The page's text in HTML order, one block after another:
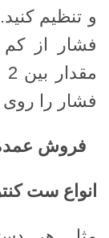
و تنظیم
فشار از کم
فشار را روی
فروش
انواع ست